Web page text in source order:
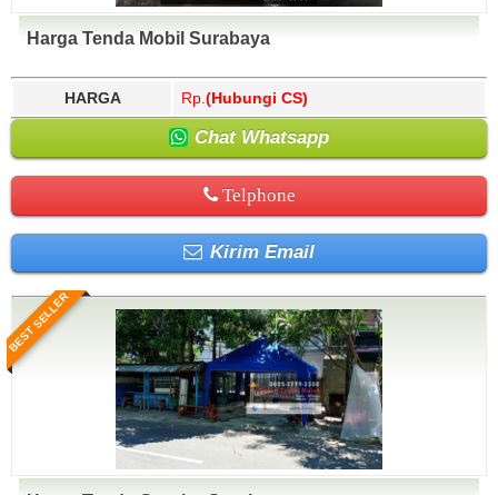
Harga Tenda Mobil Surabaya
HARGA Rp. (Hubungi CS)
Chat Whatsapp
Telphone
Kirim Email
BEST SELLER